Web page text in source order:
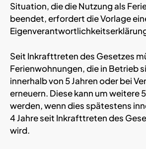
Situation, die die Nutzung als
beendet, erfordert die Vorlage
Seit Inkrafttreten des Gesetzes
Ferienwohnungen, die in Betrieb
innerhalb von 5 Jahren oder bei
erneuern. Diese kann um weitere
werden, wenn dies spätestens
4 Jahre seit Inkrafttreten des
wird.